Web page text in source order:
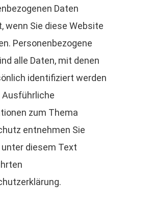
Daten
wenn Sie diese Website
Personenbezogene
alle Daten, mit denen
identifiziert werden
Ausführliche
zum Thema
entnehmen Sie
diesem Text